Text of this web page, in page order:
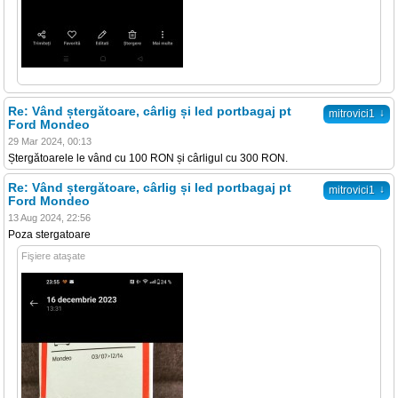
mitrovici1 ↓
Re: Vând ștergătoare, cârlig și led portbagaj pt
Ford Mondeo
29 Mar 2024, 00:13
Ștergătoarele le vând cu 100 RON și cârligul cu 300 RON.
mitrovici1 ↓
Re: Vând ștergătoare, cârlig și led portbagaj pt
Ford Mondeo
13 Aug 2024, 22:56
Poza stergatoare
Fişiere ataşate